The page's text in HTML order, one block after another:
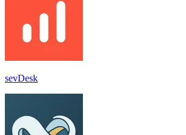
sevDesk